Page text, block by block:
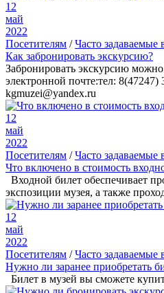
12
май
2022
Посетителям /Часто задаваемые
Как забронировать экскурсию?
Забронировать экскурсию
электронной почте:тел:
kgmuzei@yandex.ru
12
май
2022
Посетителям /Часто задаваемые
Что включено в стоимость
Входной билет обеспечивает
экспозиции музея, а также
12
май
2022
Посетителям /Часто задаваемые
Нужно ли заранее приобретать
Билет в музей вы сможете